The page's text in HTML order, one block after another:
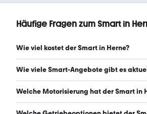
Häufige Fragen zum Smart in
Wie viel kostet der Smart in Herne?
Ein guter Preis für einen Smart in Herne
Wie viele Smart-Angebote gibt es
Es gibt insgesamt 175 Smart bei
Welche Motorisierung hat der Smart in
Der Smart in Herne hat Leistungen